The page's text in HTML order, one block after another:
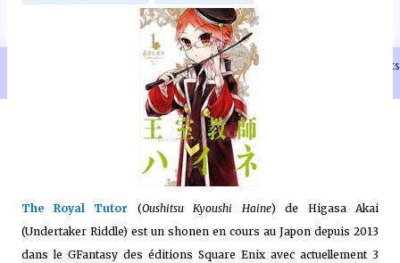
🐈‍⬛ En tant que Partenaire Amazon, je réalise un bénéfice sur les achats
remplissant les conditions requises quand vous achetez sur Amazon.fr
The Royal Tutor (Oushitsu Kyoushi Haine) de Higasa Akai
(Undertaker Riddle) est un shonen en cours au Japon depuis 2013
dans le GFantasy des éditions Square Enix avec actuellement 3